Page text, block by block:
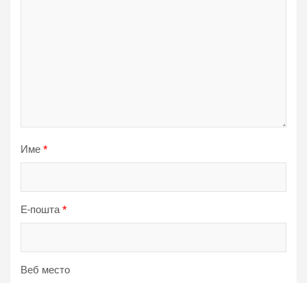
Име *
Е-пошта*
Веб место